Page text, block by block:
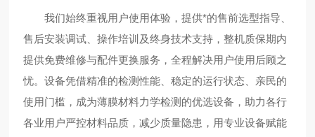
我们始终重视用户使用体验，提供*的售前选型指导、
售后安装调试、操作培训及终身技术支持，整机质保期内
提供免费维修与配件更换服务，全程解决用户使用后顾之
忧。设备凭借精准的检测性能、稳定的运行状态、亲民的
使用门槛，成为薄膜材料力学检测的优选设备，助力各行
各业用户严控材料品质，减少质量隐患，用专业设备赋能